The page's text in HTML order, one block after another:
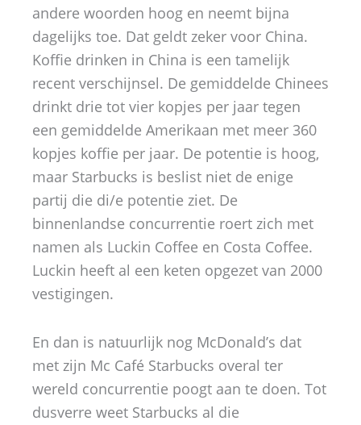
andere woorden hoog en neemt bijna
dagelijks toe. Dat geldt zeker voor China.
Koffie drinken in China is een tamelijk
recent verschijnsel. De gemiddelde Chinees
drinkt drie tot vier kopjes per jaar tegen
een gemiddelde Amerikaan met meer 360
kopjes koffie per jaar. De potentie is hoog,
maar Starbucks is beslist niet de enige
partij die di/e potentie ziet. De
binnenlandse concurrentie roert zich met
namen als Luckin Coffee en Costa Coffee.
Luckin heeft al een keten opgezet van 2000
vestigingen.
En dan is natuurlijk nog McDonald’s dat
met zijn Mc Café Starbucks overal ter
wereld concurrentie poogt aan te doen. Tot
dusverre weet Starbucks al die